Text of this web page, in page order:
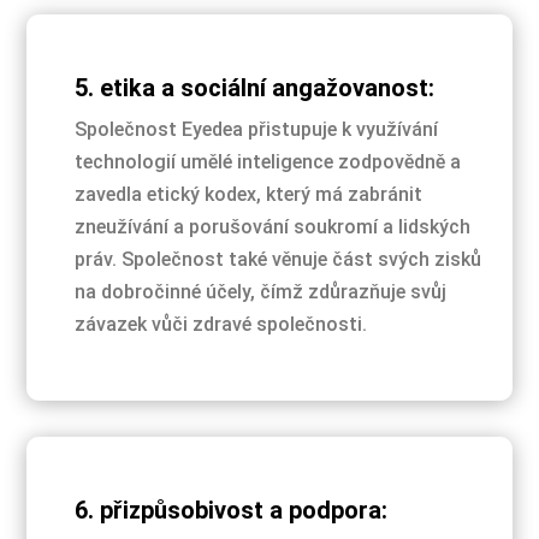
5. etika a sociální angažovanost:
Společnost Eyedea přistupuje k využívání
technologií umělé inteligence zodpovědně a
zavedla etický kodex, který má zabránit
zneužívání a porušování soukromí a lidských
práv. Společnost také věnuje část svých zisků
na dobročinné účely, čímž zdůrazňuje svůj
závazek vůči zdravé společnosti.
6. přizpůsobivost a podpora: